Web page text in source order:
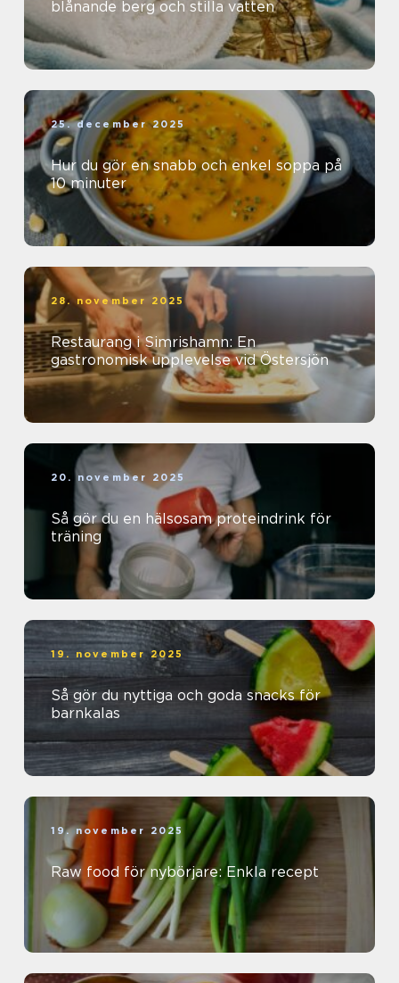
blånande berg och stilla vatten
25. december 2025
Hur du gör en snabb och enkel soppa på
10 minuter
28. november 2025
Restaurang i Simrishamn: En
gastronomisk upplevelse vid Östersjön
20. november 2025
Så gör du en hälsosam proteindrink för
träning
19. november 2025
Så gör du nyttiga och goda snacks för
barnkalas
19. november 2025
Raw food för nybörjare: Enkla recept